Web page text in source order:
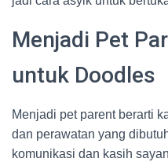
Menjadi Pet
untuk Doodles
Menjadi pet parent berarti
dan perawatan yang
komunikasi dan kasih